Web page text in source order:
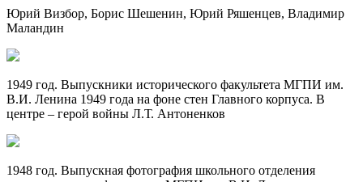
Юрий Визбор, Борис Шешенин, Юрий Ряшенцев, Владимир
Маландин
1949 год. Выпускники исторического факультета МГПИ им.
В.И. Ленина 1949 года на фоне стен Главного корпуса. В
центре – герой войны Л.Т. Антоненков
1948 год. Выпускная фотография школьного отделения